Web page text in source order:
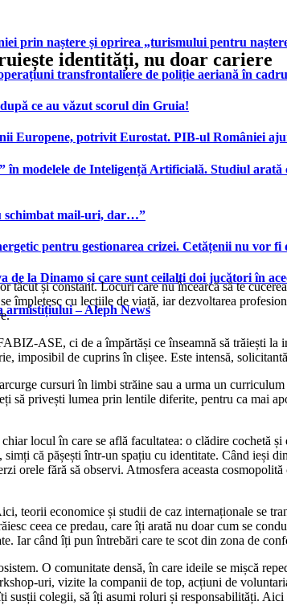
prin naștere și oprirea „turismului pentru
transfrontaliere de poliție aeriană în
ce au văzut scorul din Gruia!
Europene, potrivit Eurostat. PIB-ul României
modelele de Inteligență Artificială. Studiul
schimbat mail-uri, dar…”
pentru gestionarea crizei. Cetățenii nu vor fi
la Dinamo și care sunt ceilalți doi jucători în
armistițiului – Aleph News
identități, nu doar cariere
și constant. Locuri care nu încearcă să te
împletesc cu lecțiile de viață, iar dezvoltarea
ASE, ci de a împărtăși ce înseamnă să trăiești
imposibil de cuprins în clișee. Este intensă,
cursuri în limbi străine sau a urma un
să privești lumea prin lentile diferite, pentru ca mai
locul în care se află facultatea: o clădire
că pășești într-un spațiu cu identitate. Când ieși
orele fără să observi. Atmosfera aceasta
teorii economice și studii de caz internaționale se
ceea ce predau, care îți arată nu doar cum se
Iar când îți pun întrebări care te scot din zona de
O comunitate densă, în care ideile se mișcă
uri, vizite la companii de top, acțiuni de
susții colegii, să îți asumi roluri și responsabilități. Aici